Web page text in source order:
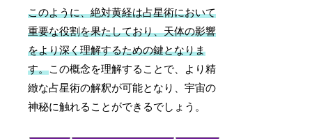
このように、絶対黄経は占星術において
重要な役割を果たしており、天体の影響
をより深く理解するための鍵となりま
す。この概念を理解することで、より精
緻な占星術の解釈が可能となり、宇宙の
神秘に触れることができるでしょう。